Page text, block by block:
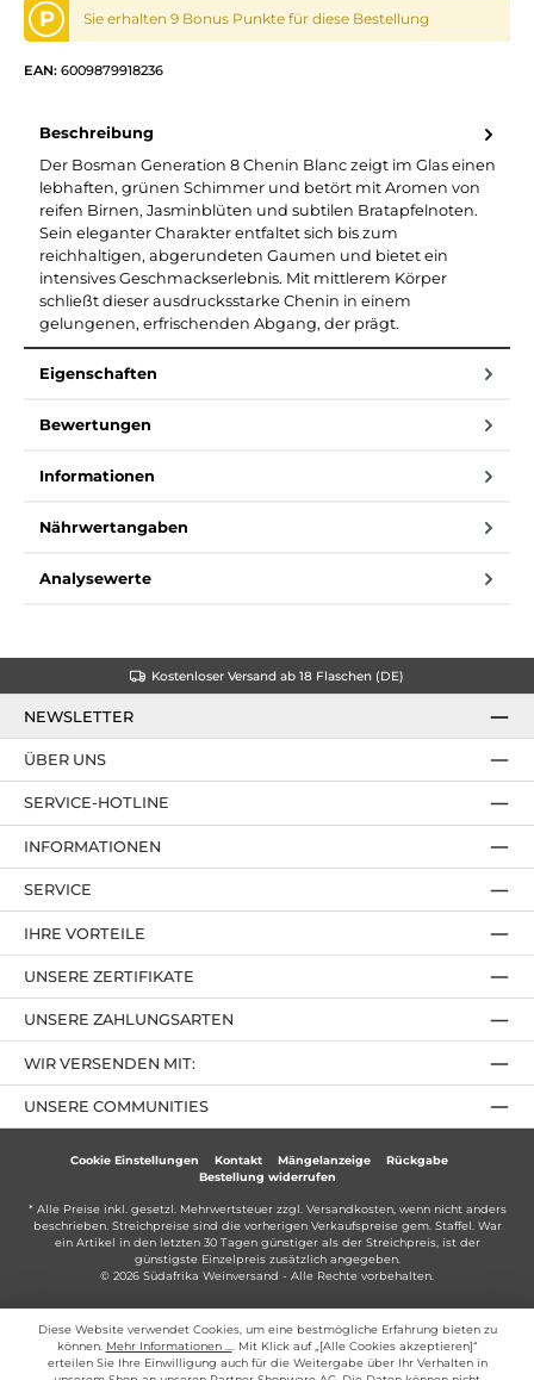
P Sie erhalten 9 Bonus Punkte für diese Bestellung
EAN: 6009879918236
Beschreibung
Der Bosman Generation 8 Chenin Blanc zeigt im Glas einen
lebhaften, grünen Schimmer und betört mit Aromen von
reifen Birnen, Jasminblüten und subtilen Bratapfelnoten.
Sein eleganter Charakter entfaltet sich bis zum
reichhaltigen, abgerundeten Gaumen und bietet ein
intensives Geschmackserlebnis. Mit mittlerem Körper
schließt dieser ausdrucksstarke Chenin in einem
gelungenen, erfrischenden Abgang, der prägt.
Eigenschaften
Bewertungen
Informationen
Nährwertangaben
Analysewerte
Kostenloser Versand ab 18 Flaschen (DE)
NEWSLETTER
SERVICE-HOTLINE
IHRE VORTEILE
UNSERE ZAHLUNGSARTEN
ÜBER UNS
UNSERE ZERTIFIKATE
INFORMATIONEN
SERVICE
UNSERE COMMUNITIES
WIR VERSENDEN MIT:
Cookie Einstellungen Kontakt Mängelanzeige
Rückgabe
Bestellung widerrufen
* Alle Preise inkl. gesetzl. Mehrwertsteuer zzgl. Versandkosten, wenn nicht anders
beschrieben. Streichpreise sind die vorherigen Verkaufspreise gem. Staffel. War
ein Artikel in den letzten 30 Tagen günstiger als der Streichpreis, ist der
günstigste Einzelpreis zusätzlich angegeben.
© 2026 Südafrika Weinversand - Alle Rechte vorbehalten.
Diese Website verwendet Cookies, um eine bestmögliche Erfahrung bieten zu
können. Mehr Informationen ...
. Mit Klick auf „[Alle Cookies akzeptieren]“
erteilen Sie Ihre Einwilligung auch für die Weitergabe über Ihr Verhalten in